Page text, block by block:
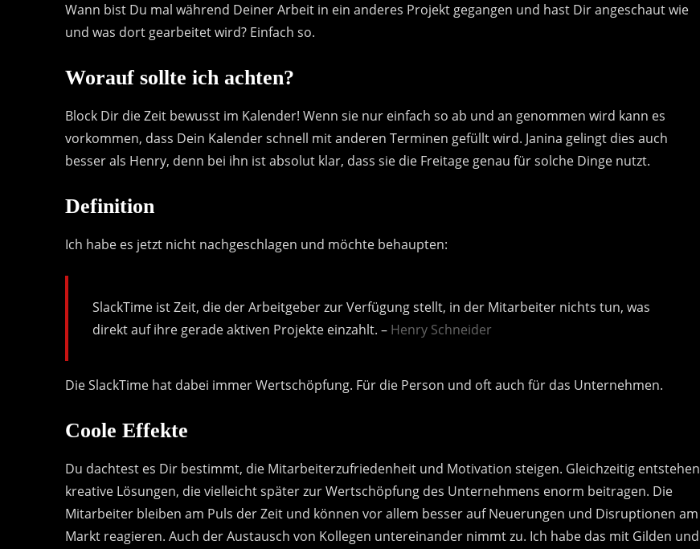
Wann bist Du mal während Deiner Arbeit in ein anderes Projekt gegangen und hast Dir angeschaut wie
und was dort gearbeitet wird? Einfach so.
Worauf sollte ich achten?
Block Dir die Zeit bewusst im Kalender! Wenn sie nur einfach so ab und an genommen wird kann es
vorkommen, dass Dein Kalender schnell mit anderen Terminen gefüllt wird. Janina gelingt dies auch
besser als Henry, denn bei ihn ist absolut klar, dass sie die Freitage genau für solche Dinge nutzt.
Definition
Ich habe es jetzt nicht nachgeschlagen und möchte behaupten:
SlackTime ist Zeit, die der Arbeitgeber zur Verfügung stellt, in der Mitarbeiter nichts tun, was
direkt auf ihre gerade aktiven Projekte einzahlt. – Henry Schneider
Die SlackTime hat dabei immer Wertschöpfung. Für die Person und oft auch für das Unternehmen.
Coole Effekte
Du dachtest es Dir bestimmt, die Mitarbeiterzufriedenheit und Motivation steigen. Gleichzeitig entstehen
kreative Lösungen, die vielleicht später zur Wertschöpfung des Unternehmens enorm beitragen. Die
Mitarbeiter bleiben am Puls der Zeit und können vor allem besser auf Neuerungen und Disruptionen am
Markt reagieren. Auch der Austausch von Kollegen untereinander nimmt zu. Ich habe das mit Gilden und